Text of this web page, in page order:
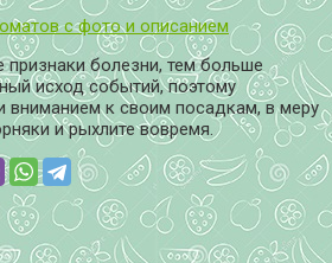
с фото и описанием
болезни, тем больше
исход событий, поэтому
вниманием к своим посадкам, в меру
и рыхлите вовремя.